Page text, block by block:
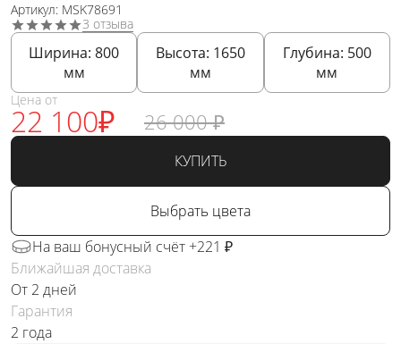
Артикул: MSK78691
3 отзыва
Ширина:800
мм
Высота: 1650
мм
Глубина: 500
мм
Цена от
22 100₽ 26 000 ₽
КУПИТЬ
Выбрать цвета
На ваш бонусный счёт +221 ₽
Ближайшая доставка
От 2 дней
Гарантия
2 года